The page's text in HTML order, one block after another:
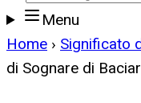
Menu
Home › Significato
di Sognare di